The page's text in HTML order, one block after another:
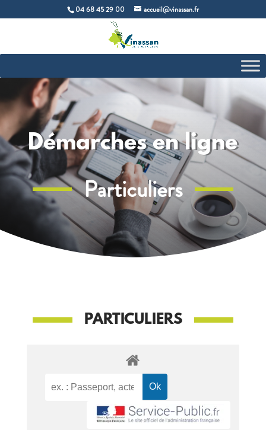
04 68 45 29 00 accueil@vinassan.fr
Démarches en ligne
Particuliers
PARTICULIERS